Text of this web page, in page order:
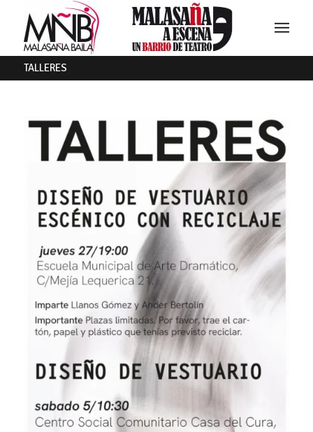
TALLERES